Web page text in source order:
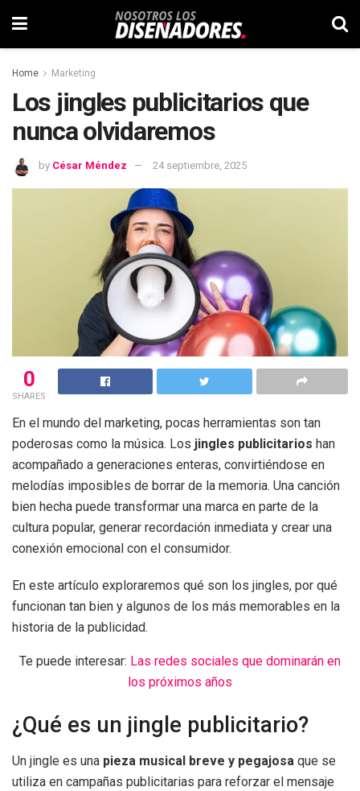
Home Marketing
Los jingles publicitarios que
nunca olvidaremos
by César Méndez 24 septiembre, 2025
0
SHARES
En el mundo del marketing, pocas herramientas son tan
poderosas como la música. Los jingles publicitarios han
acompañado a generaciones enteras, convirtiéndose en
melodías imposibles de borrar de la memoria. Una canción
bien hecha puede transformar una marca en parte de la
cultura popular, generar recordación inmediata y crear una
conexión emocional con el consumidor.
En este artículo exploraremos qué son los jingles, por qué
funcionan tan bien y algunos de los más memorables en la
historia de la publicidad.
Te puede interesar: Las redes sociales que dominarán en
los próximos años
¿Qué es un jingle publicitario?
Un jingle es una pieza musical breve y pegajosa que se
utiliza en campañas publicitarias para reforzar el mensaje